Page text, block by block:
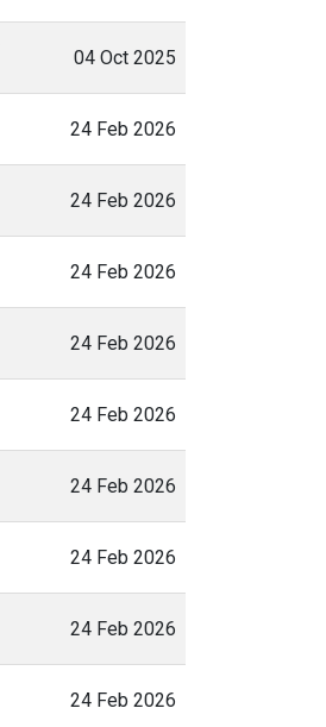
04 Oct 2025
24 Feb 2026
24 Feb 2026
24 Feb 2026
24 Feb 2026
24 Feb 2026
24 Feb 2026
24 Feb 2026
24 Feb 2026
24 Feb 2026